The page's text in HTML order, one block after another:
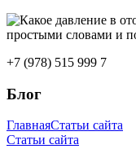
+7 (978) 515 999 7
Блог
ГлавнаяСтатьи сайта
Статьи сайта